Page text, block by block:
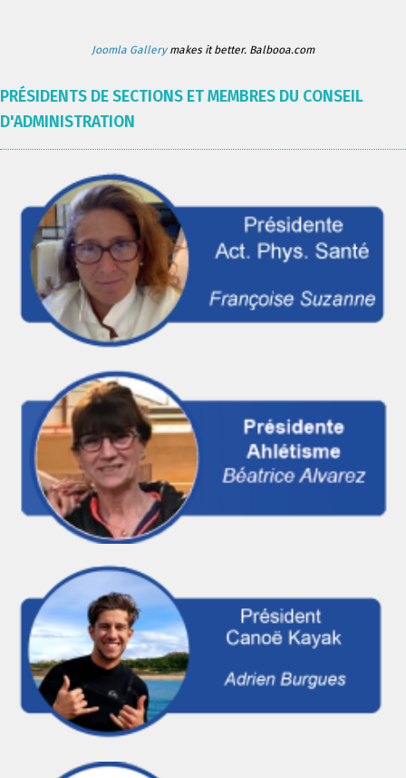
Joomla Gallerymakes it better. Balbooa.com
PRÉSIDENTS DE SECTIONS ET MEMBRES DU CONSEIL
D'ADMINISTRATION